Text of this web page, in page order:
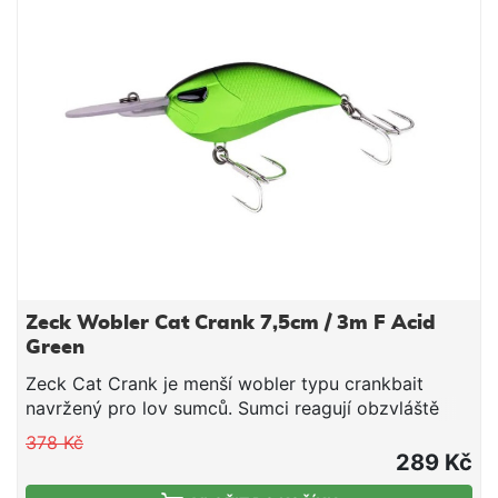
trojháček na hřbetu. 2 styly pohybu: při navázání za
zobák se pohybuje přikrčeně, jako když se káčátko
snaží skrýt a uniknout zároveň, při navázání za hruď
se pohybuje výše, jako když cítí paniku. Nástraha
může být vedena rychle i pomalu, s dlouhými i
krátkými pulsy, napodobení káčátka bude vždy
dokonalé. Skvělá nástraha pro štiky, okouny a velké
kachna přírodní
Zeck Wobler Cat Crank 7,5cm / 3m F Acid
Green
Zeck Cat Crank je menší wobler typu crankbait
navržený pro lov sumců. Sumci reagují obzvláště
dobře na vysokofrekvenční umělé nástrahy. Většinu
dne se navíc zdržují na dně. To při přívlači
automaticky znamená, že musíte používat nástrahy,
378 Kč
289 Kč